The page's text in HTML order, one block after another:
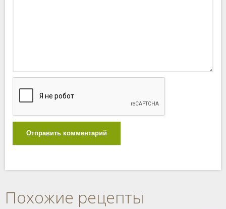
Отправить комментарий
Похожие рецепты